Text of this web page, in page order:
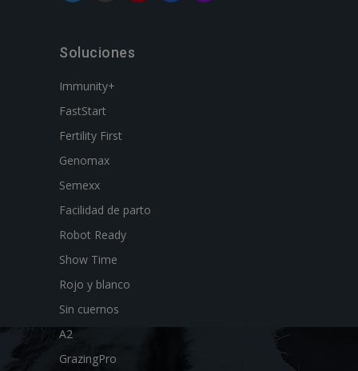
Soluciones
Immunity+
FastStart
Fertility First
Genomax
Semexx
Facilidad de parto
Robot Ready
Show Time
Rojo y blanco
Sin cuernos
A2
GrazingPro